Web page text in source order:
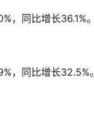
，同比增长36.1%。
，同比增长32.5%。